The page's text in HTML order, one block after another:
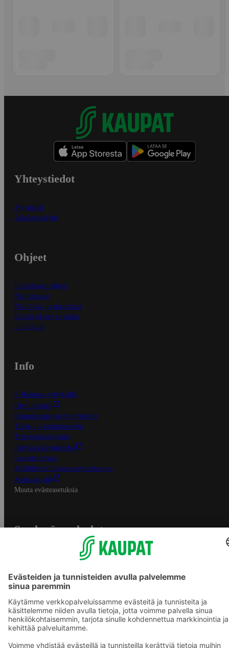
Yhteystiedot
Myymälät
Asiakaspalvelu
Ohjeet
Ensitilaajan ohjeet
Näin maksat
Näin tilaat ja muokkaat
Kaikki ohjeet ja vinkit
In English
Info
S-Business yrityksille
Oiva-raportit
Osuuskauppojen yhteystiedot
Tilaus- ja toimitusehdot
Tietosuojakäytäntö
Palvelun käyttöehdot
Saavutettavuus
Mobiilisovelluksen saavutettavuus
Mainostajalle
Muuta evästeasetuksia
S-ryhmän palvelut
Yhteishyvä Ruoka -sovellus
S-ostoslista -sovellus
Prisma.fi
Sokos.fi
S-Pankki